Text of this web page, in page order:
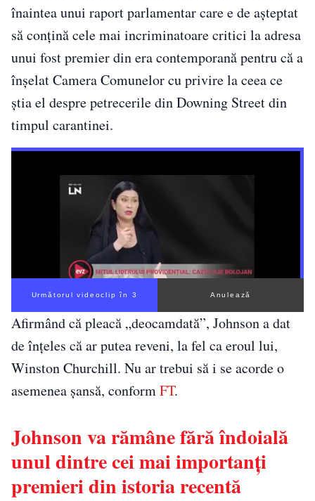
înaintea unui raport parlamentar care e de așteptat
să conțină cele mai incriminatoare critici la adresa
unui fost premier din era contemporană pentru că a
înșelat Camera Comunelor cu privire la ceea ce
știa el despre petrecerile din Downing Street din
timpul carantinei.
Următorul videoclip în 2 Anulează
Afirmând că pleacă „deocamdată”, Johnson a dat
de înțeles că ar putea reveni, la fel ca eroul lui,
Winston Churchill. Nu ar trebui să i se acorde o
asemenea șansă, conformFT.
Johnson va rămâne fără îndoială
unul dintre cei mai importanți
premieri din istoria recentă